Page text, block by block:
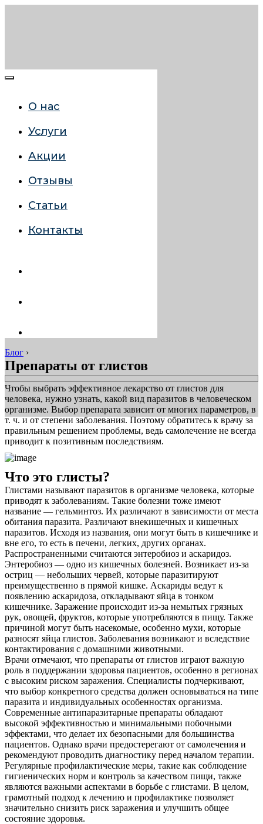
О нас
Услуги
Акции
Отзывы
Статьи
Контакты
Блог ›
Препараты от глистов
Чтобы выбрать эффективное лекарство от глистов для
человека, нужно узнать, какой вид паразитов в человеческом
организме. Выбор препарата зависит от многих параметров, в
т. ч. и от степени заболевания. Поэтому обратитесь к врачу за
правильным решением проблемы, ведь самолечение не всегда
приводит к позитивным последствиям.
Что это глисты?
Глистами называют паразитов в организме человека, которые
приводят к заболеваниям. Такие болезни тоже имеют
название — гельминтоз. Их различают в зависимости от места
обитания паразита. Различают внекишечных и кишечных
паразитов. Исходя из названия, они могут быть в кишечнике и
вне его, то есть в печени, легких, других органах.
Распространенными считаются энтеробиоз и аскаридоз.
Энтеробиоз — одно из кишечных болезней. Возникает из-за
остриц — небольших червей, которые паразитируют
преимущественно в прямой кишке. Аскариды ведут к
появлению аскаридоза, откладывают яйца в тонком
кишечнике. Заражение происходит из-за немытых грязных
рук, овощей, фруктов, которые употребляются в пищу. Также
причиной могут быть насекомые, особенно мухи, которые
разносят яйца глистов. Заболевания возникают и вследствие
контактирования с домашними животными.
Врачи отмечают, что препараты от глистов играют важную
роль в поддержании здоровья пациентов, особенно в регионах
с высоким риском заражения. Специалисты подчеркивают,
что выбор конкретного средства должен основываться на типе
паразита и индивидуальных особенностях организма.
Современные антипаразитарные препараты обладают
высокой эффективностью и минимальными побочными
эффектами, что делает их безопасными для большинства
пациентов. Однако врачи предостерегают от самолечения и
рекомендуют проводить диагностику перед началом терапии.
Регулярные профилактические меры, такие как соблюдение
гигиенических норм и контроль за качеством пищи, также
являются важными аспектами в борьбе с глистами. В целом,
грамотный подход к лечению и профилактике позволяет
значительно снизить риск заражения и улучшить общее
состояние здоровья.